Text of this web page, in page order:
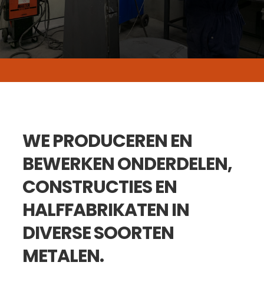
WE PRODUCEREN EN
BEWERKEN ONDERDELEN,
CONSTRUCTIES EN
HALFFABRIKATEN IN
DIVERSE SOORTEN
METALEN.